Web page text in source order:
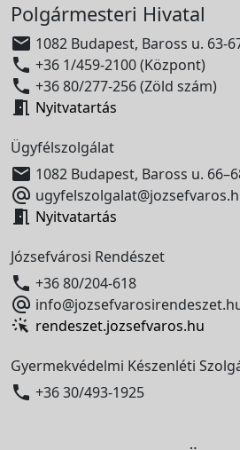
Polgármesteri Hivatal
 1082 Budapest, Baross u. 63-
 +36 1/459-2100 (Központ)
 +36 80/277-256 (Zöld szám)
 Nyitvatartás
Ügyfélszolgálat
 1082 Budapest, Baross u.

 Nyitvatartás
Józsefvárosi Rendészet
 +36 80/204-618

rendeszet.jozsefvaros.hu
Gyermekvédelmi Készenléti
 +36 30/493-1925